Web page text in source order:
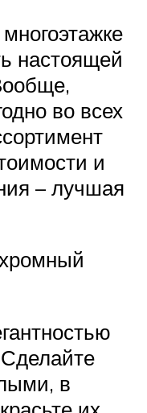
настоящей
во всех
и
– лучшая
в